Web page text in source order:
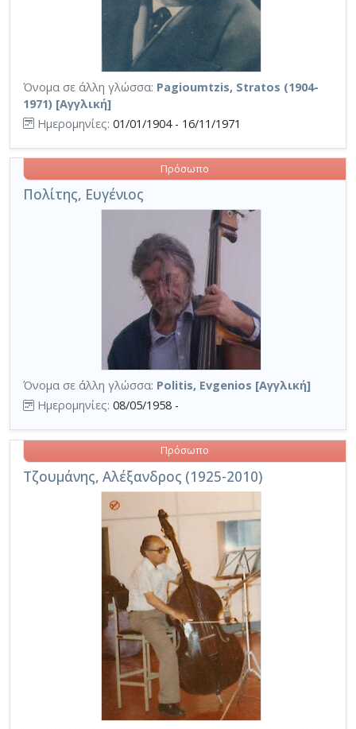
Όνομα σε άλλη γλώσσα: Pagioumtzis, Stratos (1904-
1971) [Αγγλική]
Ημερομηνίες: 01/01/1904 - 16/11/1971
Πολίτης, Ευγένιος
Πρόσωπο
Όνομα σε άλλη γλώσσα: Politis, Evgenios [Αγγλική]
Ημερομηνίες: 08/05/1958 -
Τζουμάνης, Αλέξανδρος (1925-2010)
Πρόσωπο